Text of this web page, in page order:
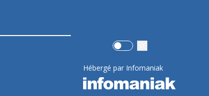
Use setting
Hébergé par Infomaniak